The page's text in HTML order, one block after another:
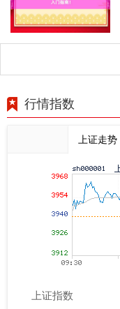
行情指数
上证走势
上证指数